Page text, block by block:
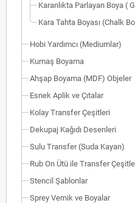
Karanlıkta Parlayan Boya (
Kara Tahta Boyası (Chalk
Hobi Yardımcı (Mediumlar)
Kumaş Boyama
Ahşap Boyama (MDF) Objeler
Esnek Aplik ve Çıtalar
Kolay Transfer Çeşitleri
Dekupaj Kağıdı Desenleri
Sulu Transfer (Suda Kayan)
Rub On Ütü ile Transfer
Stencil Şablonlar
Sprey Vernik ve Boyalar